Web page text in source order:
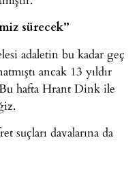
sürecek”
adaletin bu kadar geç
ancak 13 yıldır
hafta Hrant Dink ile
suçları davalarına da